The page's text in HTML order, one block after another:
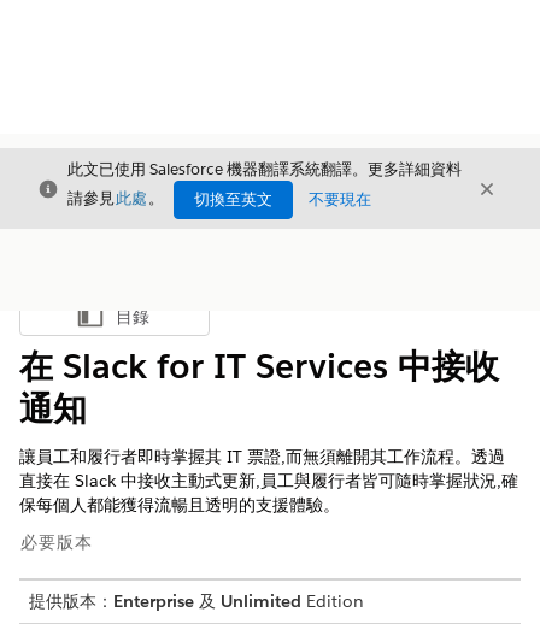
結束
此文已使用 Salesforce 機器翻譯系統翻譯。更多詳細資料
請參見此處。 切換至英文 不要現在 結束
顯示目錄
目錄
在 Slack for IT Services 中接收
通知
讓員工和履行者即時掌握其 IT 票證,而無須離開其工作流程。透過
直接在 Slack 中接收主動式更新,員工與履行者皆可隨時掌握狀況,確
保每個人都能獲得流暢且透明的支援體驗。
必要版本
提供版本： Enterprise 及 Unlimited Edition